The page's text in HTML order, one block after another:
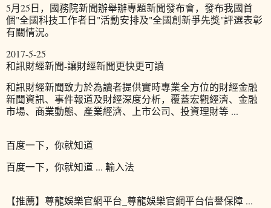
5月25日，國務院新聞辦舉辦專題新聞發布會，發布我國首
個"全國科技工作者日"活動安排及"全國創新爭先獎"評選表彰
有關情況。
2017-5-25
和訊財經新聞-讓財經新聞更快更可讀
和訊財經新聞致力於為讀者提供實時專業全方位的財經金融
新聞資訊、事件報道及財經深度分析，覆蓋宏觀經濟、金融
市場、商業動態、產業經濟、上市公司、投資理財等 ...
百度一下，你就知道
百度一下，你就知道 ... 輸入法
【推薦】尊龍娛樂官網平台_尊龍娛樂官網平台信譽保障 ...